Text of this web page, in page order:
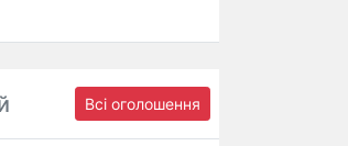
Всі оголошення